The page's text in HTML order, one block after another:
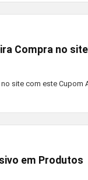
Compra no
site com este Cupom
em Produtos